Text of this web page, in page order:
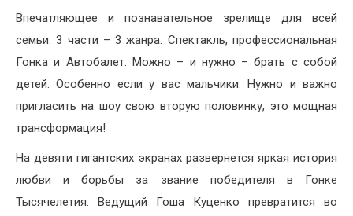
Впечатляющее и познавательное зрелище для всей
семьи. 3 части – 3 жанра: Спектакль, профессиональная
Гонка и Автобалет. Можно – и нужно – брать с собой
детей. Особенно если у вас мальчики. Нужно и важно
пригласить на шоу свою вторую половинку, это мощная
трансформация!
На девяти гигантских экранах развернется яркая история
любви и борьбы за звание победителя в Гонке
Тысячелетия. Ведущий Гоша Куценко превратится во